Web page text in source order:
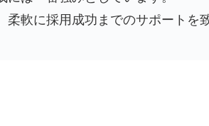
軟に採用成功までのサポートを